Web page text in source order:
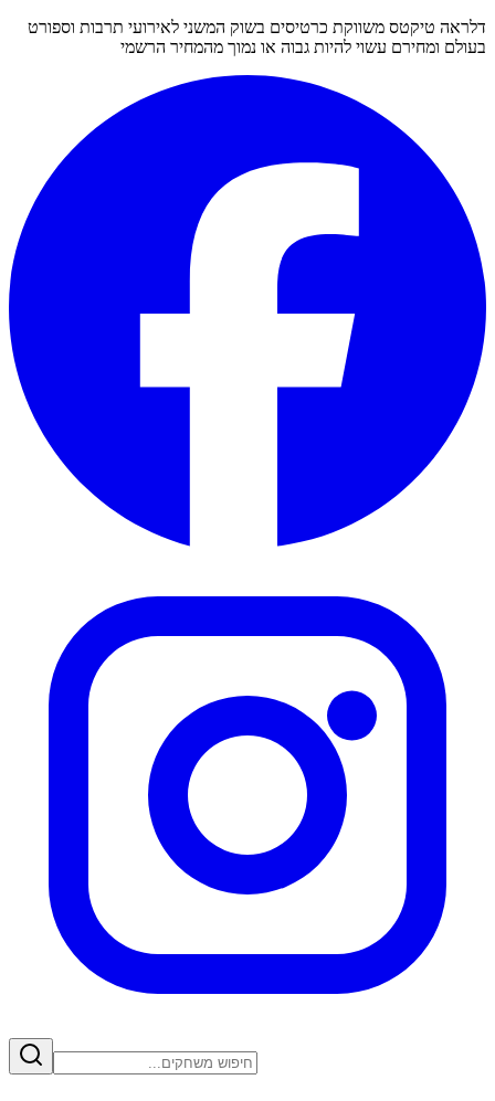
דלראה טיקטס משווקת כרטיסים בשוק המשני לאירועי תרבות וספורט
בעולם ומחירם עשוי להיות גבוה או נמוך מהמחיר הרשמי